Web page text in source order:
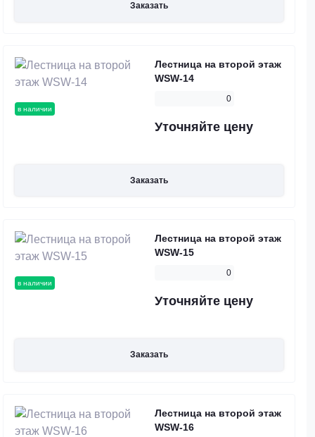
Заказать
в наличии
Лестница на второй этаж
WSW-14
0
Уточняйте цену
Заказать
в наличии
Лестница на второй этаж
WSW-15
0
Уточняйте цену
Заказать
Лестница на второй этаж
WSW-16